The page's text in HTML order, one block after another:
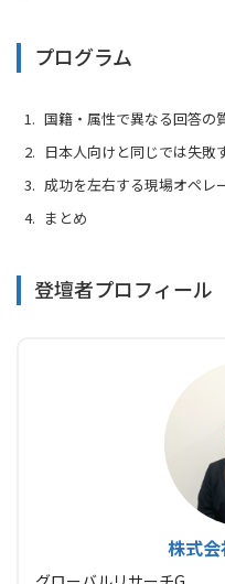
プログラム
国籍・属性で異なる回答の
日本人向けと同じでは失敗
成功を左右する現場オペレ
まとめ
登壇者プロフィール
株式